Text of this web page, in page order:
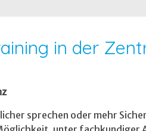
in der
sprechen oder mehr